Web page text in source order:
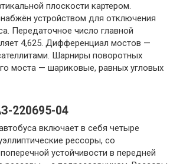
плоскости картером.
устройством для отключения
Передаточное число главной
4,625. Дифференциал мостов —
Шарниры поворотных
моста — шариковые, равных угловых
220695-04
включает в себя четыре
рессоры, со
устойчивости в передней